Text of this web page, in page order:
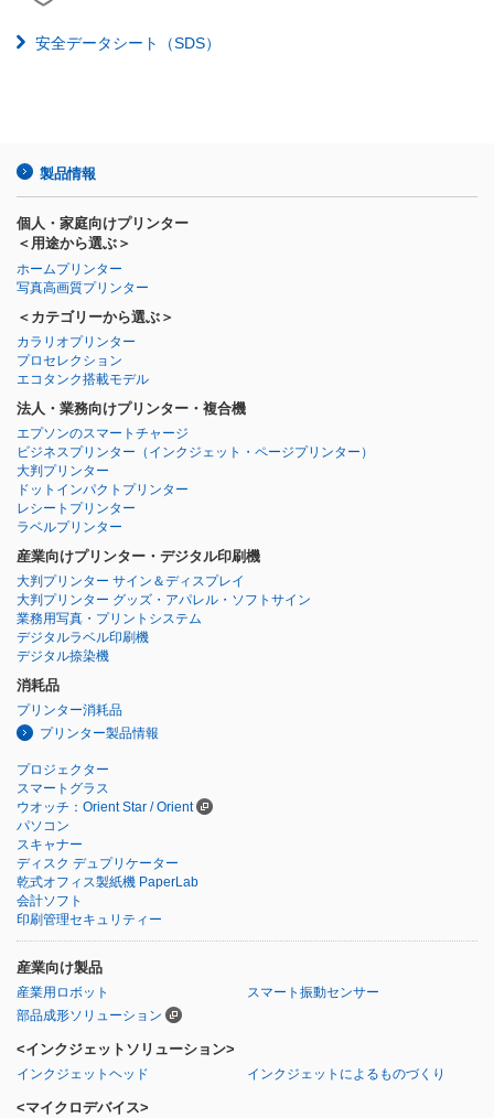
安全データシート（SDS）
製品情報
個人・家庭向けプリンター
＜用途から選ぶ＞
ホームプリンター
写真高画質プリンター
＜カテゴリーから選ぶ＞
カラリオプリンター
プロセレクション
エコタンク搭載モデル
法人・業務向けプリンター・複合機
エプソンのスマートチャージ
ビジネスプリンター （インクジェット・ページプリンター）
大判プリンター
ドットインパクトプリンター
レシートプリンター
ラベルプリンター
産業向けプリンター・デジタル印刷機
大判プリンター サイン＆ディスプレイ
大判プリンター グッズ・アパレル・ソフトサイン
業務用写真・プリントシステム
デジタルラベル印刷機
デジタル捺染機
消耗品
プリンター消耗品
プリンター製品情報
プロジェクター
スマートグラス
ウオッチ：Orient Star / Orient
パソコン
スキャナー
ディスク デュプリケーター
乾式オフィス製紙機 PaperLab
会計ソフト
印刷管理セキュリティー
産業向け製品
産業用ロボット
スマート振動センサー
部品成形ソリューション
<インクジェットソリューション>
インクジェットヘッド インクジェットによるものづくり
<マイクロデバイス>